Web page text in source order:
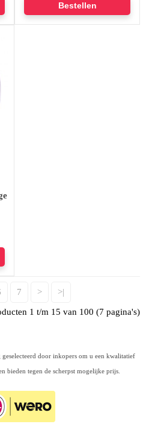
7 > >|
1 t/m 15 van 100 (7 pagina's)
door inkopers om u een kwalitatief
bieden tegen de scherpst mogelijke prijs.